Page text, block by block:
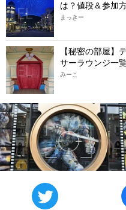
は？値段＆参加
まっきー
【秘密の部屋】
サーラウンジ一
みーこ